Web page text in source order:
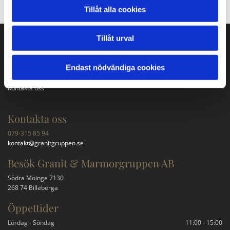
Tillåt alla cookies
Tillåt urval
Endast nödvändiga cookies
Gravstenar
Trappor
Kontakta oss
Kontakta oss
079-315 85 94
kontakt@granitgruppen.se
Besök Granit & Marmorgruppen AB
Södra Möinge 7130
268 74 Billeberga
Öppettider
Lördag - Söndag 11:00 - 15:00